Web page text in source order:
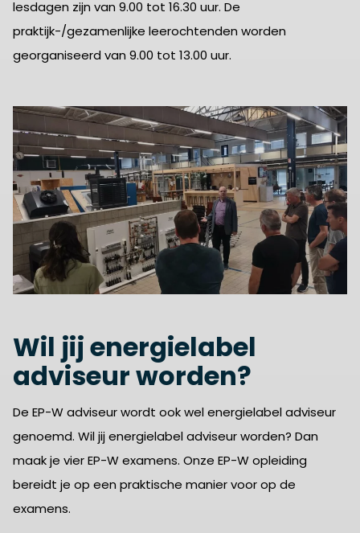
lesdagen zijn van 9.00 tot 16.30 uur. De
praktijk-/gezamenlijke leerochtenden worden
georganiseerd van 9.00 tot 13.00 uur.
Wil jij energielabel
adviseur worden?
De EP-W adviseur wordt ook wel energielabel adviseur
genoemd. Wil jij energielabel adviseur worden? Dan
maak je vier EP-W examens. Onze EP-W opleiding
bereidt je op een praktische manier voor op de
examens.